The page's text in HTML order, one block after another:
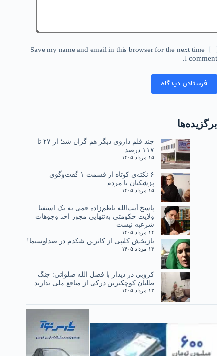
Save my name and email in this browser for the next time
I comment.
فرستادن دیدگاه
برگزیده‌ها
چند قلم داروی دیگر هم گران شد؛ از ۲۷ تا
۱۱۷ درصد
۱۵ مرداد ۱۴۰۵
۶ نکته‌ی کوتاه از قسمت ۱ گفت‌وگوی
پزشکیان با مردم
۱۵ مرداد ۱۴۰۵
پاسخ آیت‌الله ناظم‌زاده قمی به یک استفتا:
ولایت حکومتی به‌تنهایی مجوز اخذ وجوهات
شرعیه نیست
۱۴ مرداد ۱۴۰۵
بازپخش کلیپی از کاترین شکدم در صداوسیما!
۱۳ مرداد ۱۴۰۵
کروبی در دیدار با فضل الله صلواتی: جنگ
طلبان کوچکترین درکی از منافع ملی ندارند
۱۳ مرداد ۱۴۰۵